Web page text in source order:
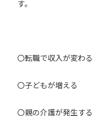
す。
〇転職で収入が変わる
〇子どもが増える
〇親の介護が発生する